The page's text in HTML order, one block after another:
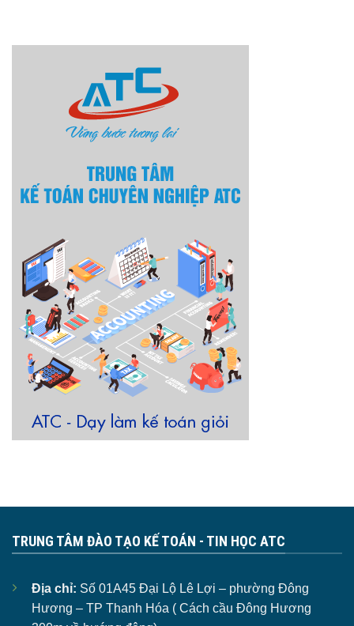
TRUNG TÂM ĐÀO TẠO KẾ TOÁN - TIN HỌC ATC
Địa chỉ: Số 01A45 Đại Lộ Lê Lợi – phường Đông
Hương – TP Thanh Hóa ( Cách cầu Đông Hương